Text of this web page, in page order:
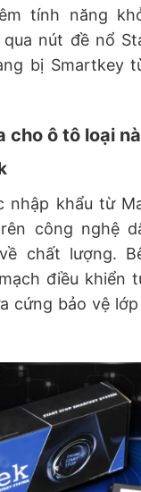
tính năng
nút đề nổ
bị Smartkey
cho ô tô loại
nhập khẩu từ
công nghệ
chất lượng.
điều khiển
cứng bảo vệ